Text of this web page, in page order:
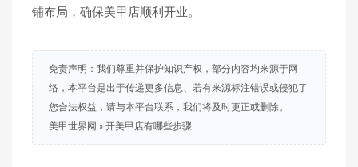
铺布局，确保美甲店顺利开业。
免责声明：我们尊重并保护知识产权，部分内容均来源于网
络，本平台是出于传递更多信息、若有来源标注错误或侵犯了
您合法权益，请与本平台联系，我们将及时更正或删除。
美甲世界网 » 开美甲店有哪些步骤